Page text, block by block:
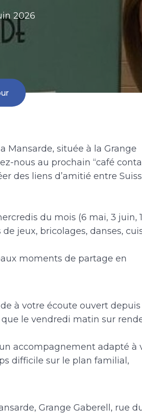
2026
Mansarde, située à la Grange
nous au prochain “café
des liens d’amitié entre
du mois (6 mai, 3 juin,
jeux, bricolages, danses,
moments de partage en
à votre écoute ouvert depuis
le vendredi matin sur
accompagnement adapté à
difficile sur le plan familial,
Grange Gaberell, rue